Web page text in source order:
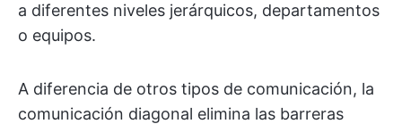
a diferentes niveles jerárquicos, departamentos
o equipos.
A diferencia de otros tipos de comunicación, la
comunicación diagonal elimina las barreras